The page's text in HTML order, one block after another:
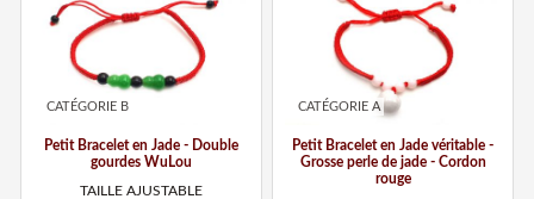
CATÉGORIE B
Petit Bracelet en Jade - Double
gourdes WuLou
TAILLE AJUSTABLE
CATÉGORIE A
Petit Bracelet en Jade véritable -
Grosse perle de jade - Cordon
rouge